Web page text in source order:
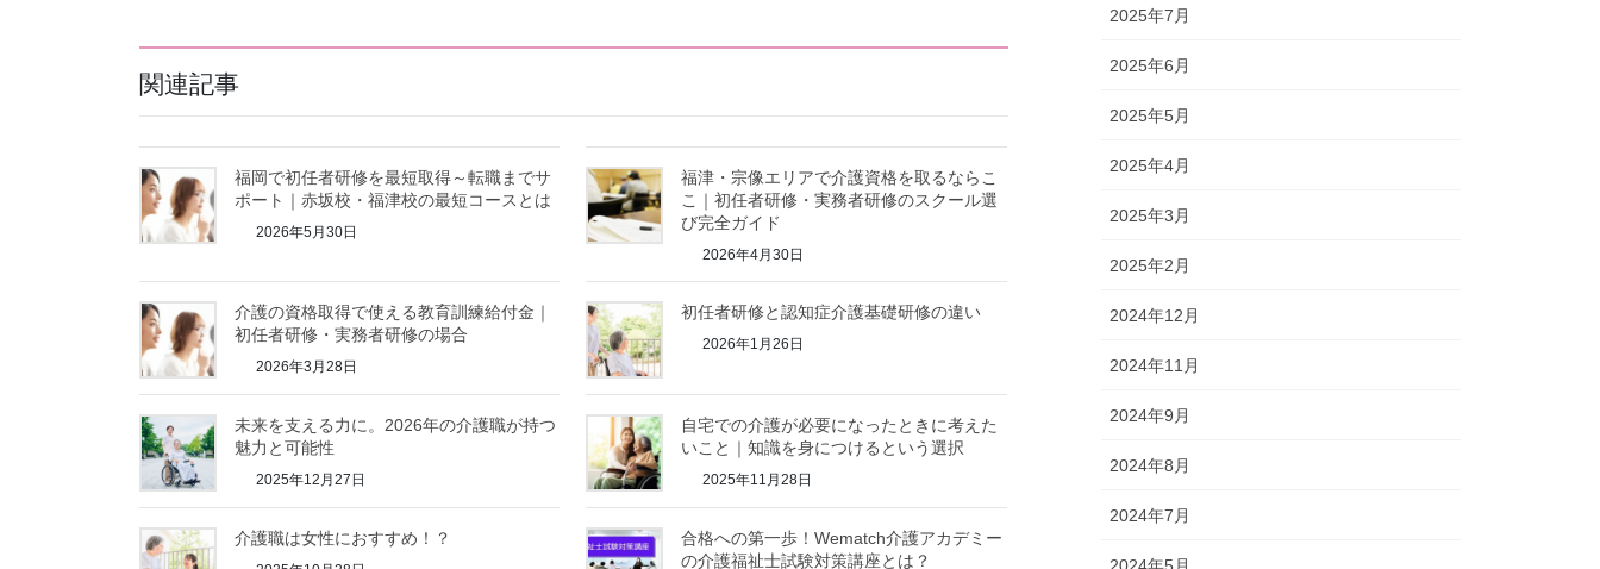
関連記事
福岡で初任者研修を最短取得～転職までサ
ポート｜赤坂校・福津校の最短コースとは
2026年5月30日
福津・宗像エリアで介護資格を取るならこ
こ｜初任者研修・実務者研修のスクール選
び完全ガイド
2026年4月30日
介護の資格取得で使える教育訓練給付金｜
初任者研修・実務者研修の場合
2026年3月28日
初任者研修と認知症介護基礎研修の違い
2026年1月26日
未来を支える力に。2026年の介護職が持つ
魅力と可能性
2025年12月27日
自宅での介護が必要になったときに考えた
いこと｜知識を身につけるという選択
2025年11月28日
介護職は女性におすすめ！？
合格への第一歩！Wematch介護アカデミー
の介護福祉士試験対策講座とは？
2025年7月
2025年6月
2025年5月
2025年4月
2025年3月
2025年2月
2024年12月
2024年11月
2024年9月
2024年8月
2024年7月